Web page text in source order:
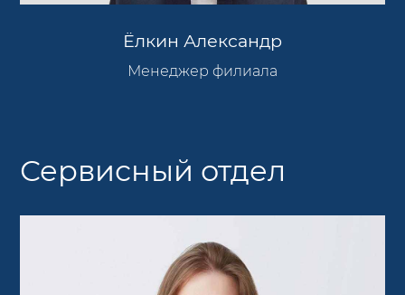
Ёлкин Александр
Менеджер филиала
Сервисный отдел